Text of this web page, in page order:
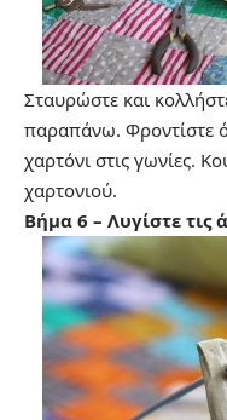
Σταυρώστε και
παραπάνω. Φροντίστε
χαρτόνι στις γωνίες.
χαρτονιού.
Βήμα 6 – Λυγίστε τις